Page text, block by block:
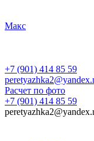
Макс
+7 (901) 414 85 59
Расчет по фото
+7 (901) 414 85 59